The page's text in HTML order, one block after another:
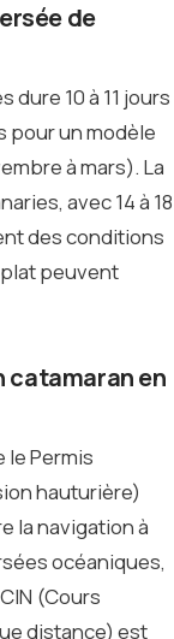
de
dure 10 à 11 jours
pour un modèle
à mars). La
avec 14 à 18
des conditions
peuvent
catamaran en
le Permis
hauturière)
la navigation à
océaniques,
(Cours
distance) est